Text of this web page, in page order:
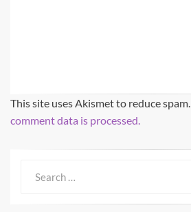
This site uses Akismet to reduce spam.
comment data is processed.
for: